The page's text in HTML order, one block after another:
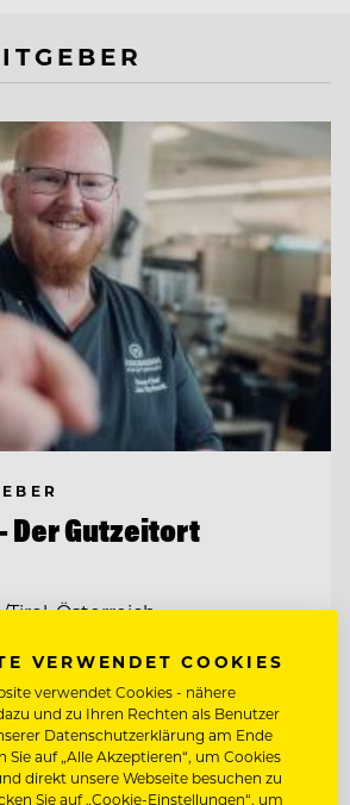
Der Gutzeitort
Österreich
(M/W/D)
PARTIE (M/W/D)
VERWENDET COOKIES
verwendet Cookies - nähere
und zu Ihren Rechten als Benutzer
Datenschutzerklärung am Ende
Sie auf „Alle Akzeptieren“, um Cookies
direkt unsere Webseite besuchen zu
Sie auf „Cookie-Einstellungen“, um